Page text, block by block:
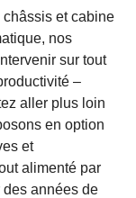
châssis et cabine
nos
sur tout
–
aller plus loin
en option
et
alimenté par
des années de